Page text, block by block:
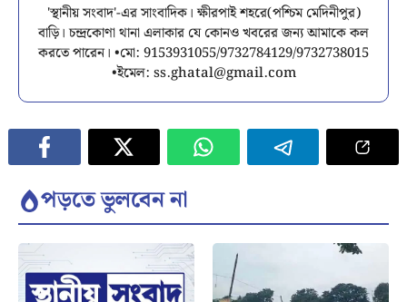
'স্থানীয় সংবাদ'-এর সাংবাদিক। ক্ষীরপাই শহরে(পশ্চিম মেদিনীপুর)
বাড়ি। চন্দ্রকোণা থানা এলাকার যে কোনও খবরের জন্য আমাকে কল
করতে পারেন। •মো: 9153931055/9732784129/9732738015
•ইমেল: ss.ghatal@gmail.com
পড়তে ভুলবেন না